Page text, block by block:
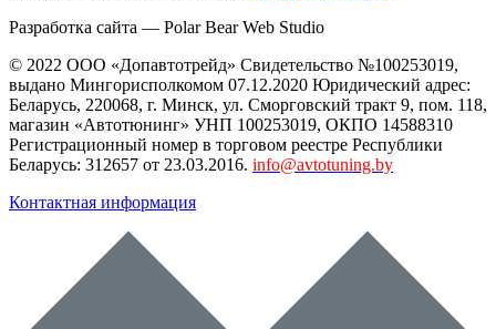
Разработка сайта — Polar Bear Web Studio
© 2022 ООО «Допавтотрейд» Свидетельство №100253019,
выдано Мингорисполкомом 07.12.2020 Юридический адрес:
Беларусь, 220068, г. Минск, ул. Сморговский тракт 9, пом. 118,
магазин «Автотюнинг» УНП 100253019, ОКПО 14588310
Регистрационный номер в торговом реестре Республики
Беларусь: 312657 от 23.03.2016. info@avtotuning.by
Контактная информация